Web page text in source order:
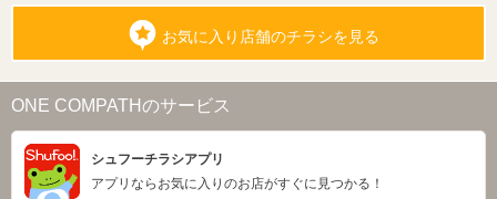
お気に入り店舗のチラシを見る
ONE COMPATHのサービス
シュフーチラシアプリ
アプリならお気に入りのお店がすぐに見つかる！